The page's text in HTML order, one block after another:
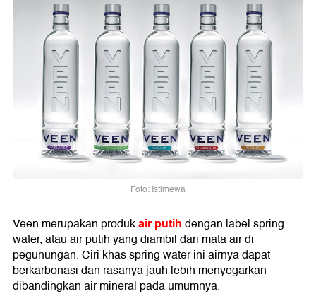
Foto: Istimewa
Veen merupakan produkair putihdengan label spring
water, atau air putih yang diambil dari mata air di
pegunungan. Ciri khas spring water ini airnya dapat
berkarbonasi dan rasanya jauh lebih menyegarkan
dibandingkan air mineral pada umumnya.